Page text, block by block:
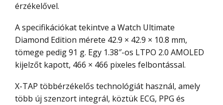
érzékelővel.
A specifikációkat tekintve a Watch Ultimate
Diamond Edition mérete 42.9 × 42.9 × 10.8 mm,
tömege pedig 91 g. Egy 1.38″-os LTPO 2.0 AMOLED
kijelzőt kapott, 466 × 466 pixeles felbontással.
X-TAP többérzékelős technológiát használ, amely
több új szenzort integrál, köztük ECG, PPG és